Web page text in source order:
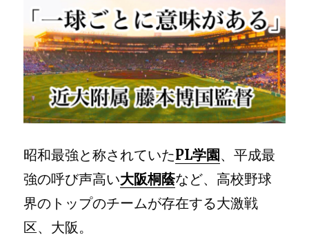
い
と
わ
か
ら
な
い
こ
と
あ
る」
／
近
昭和最強と称されていたPL学園 、平成最
強の呼び声高い大阪桐蔭など、高校野球
界のトップのチームが存在する大激戦
区、大阪。